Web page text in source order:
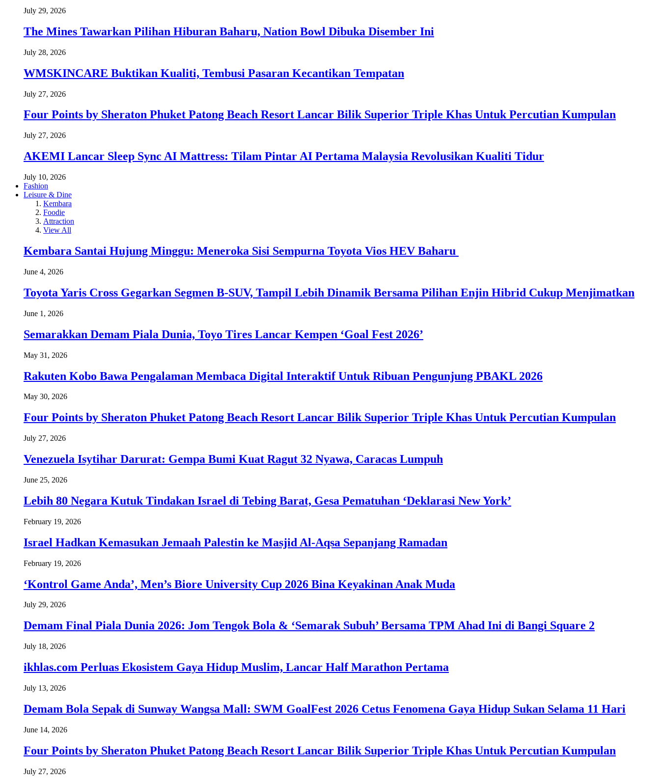
July 29, 2026
The Mines Tawarkan Pilihan Hiburan Baharu, Nation Bowl Dibuka Disember Ini
July 28, 2026
WMSKINCARE Buktikan Kualiti, Tembusi Pasaran Kecantikan Tempatan
July 27, 2026
Four Points by Sheraton Phuket Patong Beach Resort Lancar Bilik Superior Triple Khas Untuk Percutian Kumpulan
July 27, 2026
AKEMI Lancar Sleep Sync AI Mattress: Tilam Pintar AI Pertama Malaysia Revolusikan Kualiti Tidur
July 10, 2026
Fashion
Leisure & Dine
Kembara
Foodie
Attraction
View All
Kembara Santai Hujung Minggu: Meneroka Sisi Sempurna Toyota Vios HEV Baharu
June 4, 2026
Toyota Yaris Cross Gegarkan Segmen B-SUV, Tampil Lebih Dinamik Bersama Pilihan Enjin Hibrid Cukup Menjimatkan
June 1, 2026
Semarakkan Demam Piala Dunia, Toyo Tires Lancar Kempen ‘Goal Fest 2026’
May 31, 2026
Rakuten Kobo Bawa Pengalaman Membaca Digital Interaktif Untuk Ribuan Pengunjung PBAKL 2026
May 30, 2026
Four Points by Sheraton Phuket Patong Beach Resort Lancar Bilik Superior Triple Khas Untuk Percutian Kumpulan
July 27, 2026
Venezuela Isytihar Darurat: Gempa Bumi Kuat Ragut 32 Nyawa, Caracas Lumpuh
June 25, 2026
Lebih 80 Negara Kutuk Tindakan Israel di Tebing Barat, Gesa Pematuhan ‘Deklarasi New York’
February 19, 2026
Israel Hadkan Kemasukan Jemaah Palestin ke Masjid Al-Aqsa Sepanjang Ramadan
February 19, 2026
‘Kontrol Game Anda’, Men’s Biore University Cup 2026 Bina Keyakinan Anak Muda
July 29, 2026
Demam Final Piala Dunia 2026: Jom Tengok Bola & ‘Semarak Subuh’ Bersama TPM Ahad Ini di Bangi Square 2
July 18, 2026
ikhlas.com Perluas Ekosistem Gaya Hidup Muslim, Lancar Half Marathon Pertama
July 13, 2026
Demam Bola Sepak di Sunway Wangsa Mall: SWM GoalFest 2026 Cetus Fenomena Gaya Hidup Sukan Selama 11 Hari
June 14, 2026
Four Points by Sheraton Phuket Patong Beach Resort Lancar Bilik Superior Triple Khas Untuk Percutian Kumpulan
July 27, 2026